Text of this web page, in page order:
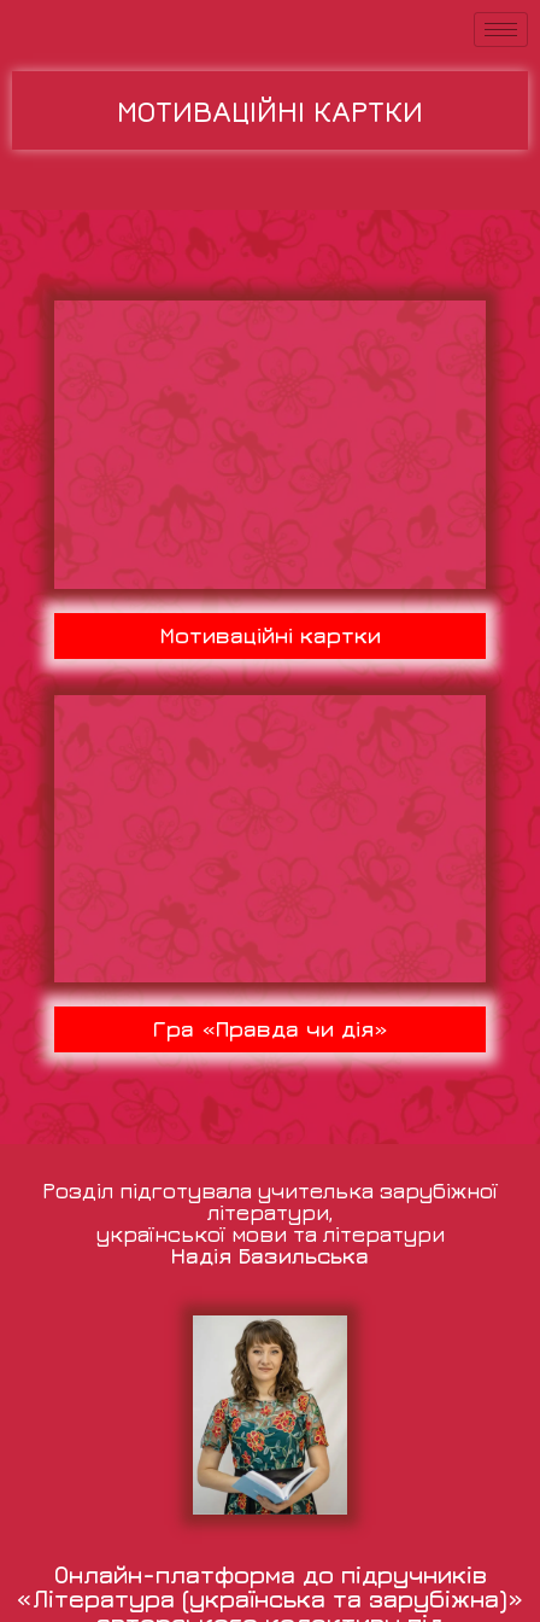
МОТИВАЦІЙНІ КАРТКИ
Мотиваційні картки
Гра «Правда чи дія»
Розділ підготувала учителька зарубіжної
літератури,
української мови та літератури
Надія Базильська
Онлайн-платформа до підручників
«Література (українська та зарубіжна)»